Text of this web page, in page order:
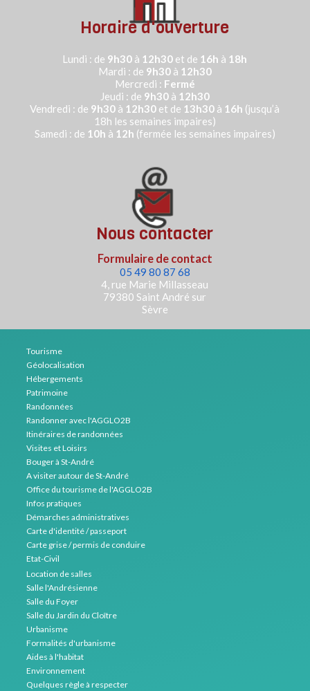
Horaire d'ouverture
Lundi : de 9h30 à 12h30 et de 16h à 18h
Mardi : de 9h30à 12h30
Mercredi : Fermé
Jeudi : de 9h30à 12h30
Vendredi : de 9h30 à 12h30 et de 13h30 à 16h (jusqu’à
18h les semaines impaires)
Samedi : de 10h à 12h (fermée les semaines impaires)
Nous contacter
Formulaire de contact
05 49 80 87 68
4, rue Marie Millasseau
79380 Saint André sur
Sèvre
Tourisme
Géolocalisation
Hébergements
Patrimoine
Randonnées
Randonner avec l'AGGLO2B
Itinéraires de randonnées
Visites et Loisirs
Bouger à St-André
A visiter autour de St-André
Office du tourisme de l'AGGLO2B
Infos pratiques
Démarches administratives
Carte d'identité / passeport
Carte grise / permis de conduire
Etat-Civil
Location de salles
Salle l'Andrésienne
Salle du Foyer
Salle du Jardin du Cloître
Urbanisme
Formalités d'urbanisme
Aides à l'habitat
Environnement
Quelques règle à respecter